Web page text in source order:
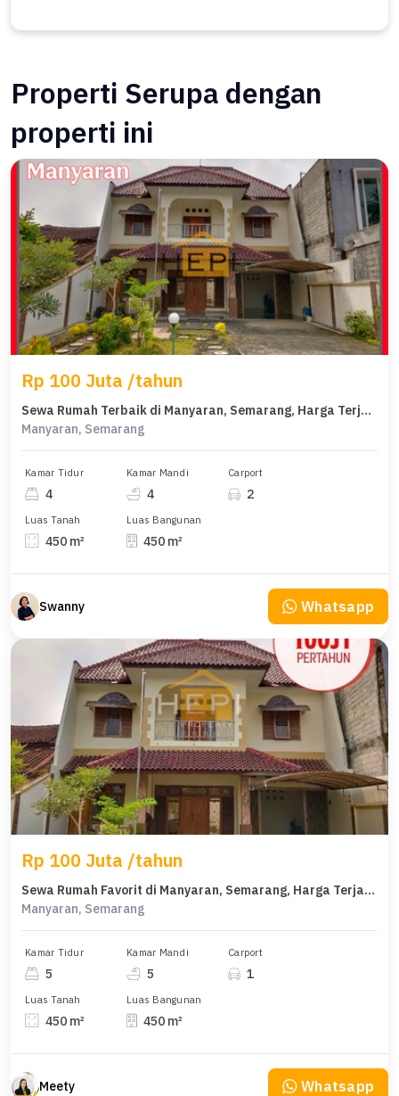
Properti Serupa dengan
properti ini
Rp 100 Juta /tahun
Sewa Rumah Terbaik di Manyaran, Semarang, Harga Terjangkau
Manyaran, Semarang
Kamar Tidur
4
Kamar Mandi
4
Carport
2
Luas Tanah
450 m²
Luas Bangunan
450 m²
Swanny Whatsapp
Rp 100 Juta /tahun
Sewa Rumah Favorit di Manyaran, Semarang, Harga Terjangkau
Manyaran, Semarang
Kamar Tidur
5
Kamar Mandi
5
Carport
1
Luas Tanah
450 m²
Luas Bangunan
450 m²
Meety Whatsapp